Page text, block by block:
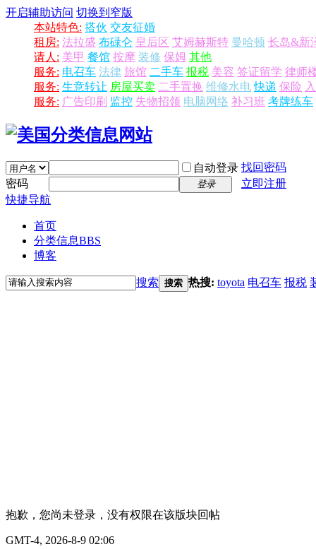
开启辅助访问 切换到窄版
本站特色: 搭伙 交友征婚
租房: 法拉盛 布碌仑 皇后区 艾姆赫斯特 曼哈顿 长岛&新
请人: 美甲 餐馆 按摩 装修 保姆 其他
服务: 电召车 法律 旅馆 二手车 报税 美容 签证留学 律师
服务: 生意转让 房屋买卖 二手置换 维修水电 快递 保险
服务: 广告印刷 监控 失物招领 电脑网络 补习班 考牌练车
自动登录 找回密码
密码
登录
立即注册
快捷导航
首页
分类信息BBS
博客
搜索 搜索 热搜: toyota 电召车 报税
抱歉，您尚未登录，没有权限在该版块回帖
GMT-4, 2026-8-9 02:06